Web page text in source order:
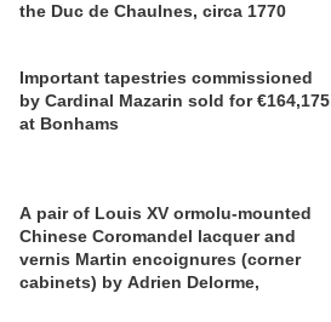
the Duc de Chaulnes, circa 1770
Important tapestries commissioned
by Cardinal Mazarin sold for €164,175
at Bonhams
A pair of Louis XV ormolu-mounted
Chinese Coromandel lacquer and
vernis Martin encoignures (corner
cabinets) by Adrien Delorme,